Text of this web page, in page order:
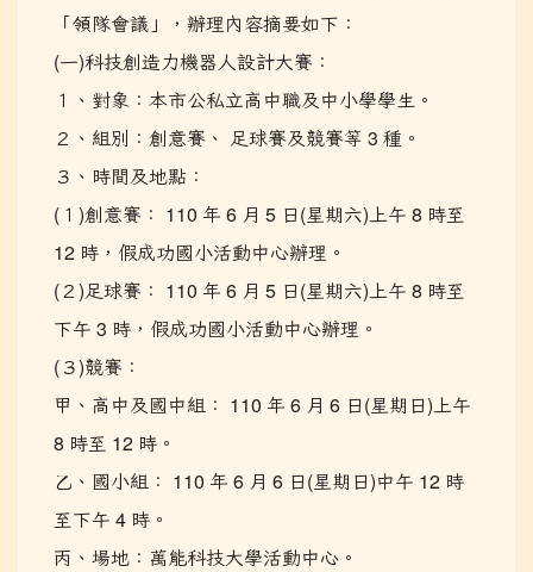
「領隊會議」，辦理內容摘要如下：
(一)科技創造力機器人設計大賽：
１、對象：本市公私立高中職及中小學學生。
２、組別：創意賽、 足球賽及競賽等 3 種。
３、時間及地點：
(１)創意賽： 110 年 6 月 5 日(星期六)上午 8 時至
12 時，假成功國小活動中心辦理。
(２)足球賽： 110 年 6 月 5 日(星期六)上午 8 時至
下午 3 時，假成功國小活動中心辦理。
(３)競賽：
甲、高中及國中組： 110 年 6 月 6 日(星期日)上午
8 時至 12 時。
乙、國小組： 110 年 6 月 6 日(星期日)中午 12 時
至下午 4 時。
丙、場地：萬能科技大學活動中心。